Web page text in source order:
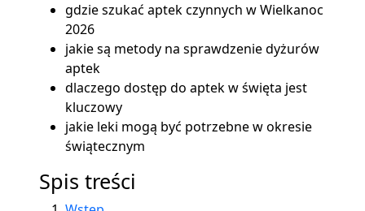
gdzie szukać aptek czynnych w Wielkanoc
2026
jakie są metody na sprawdzenie dyżurów
aptek
dlaczego dostęp do aptek w święta jest
kluczowy
jakie leki mogą być potrzebne w okresie
świątecznym
Spis treści